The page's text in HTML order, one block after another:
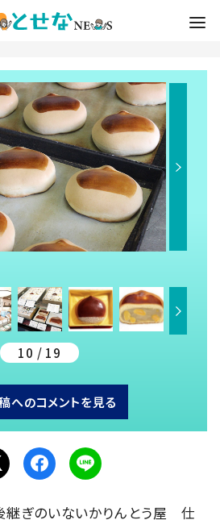
10 / 19
へのコメントを見る
継ぎのいないかりんとう屋 仕